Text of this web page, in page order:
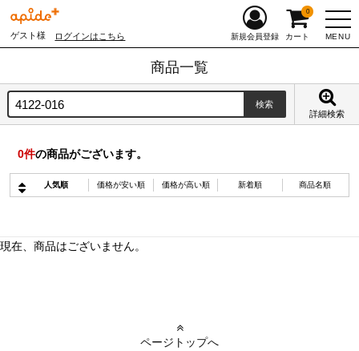
ゲスト様 ログインはこちら MENU
新規会員登録 カート
0
商品一覧
詳細検索
0件の商品がございます。
人気順 価格が安い順 価格が高い順 新着順 商品名順
現在、商品はございません。
ページトップへ